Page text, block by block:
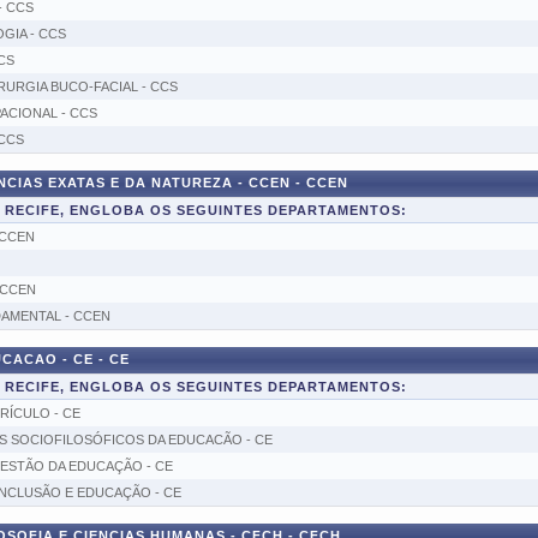
CCS
- CCS
BUCO-FACIAL - CCS
- CCS
EXATAS E DA NATUREZA - CCEN - CCEN
ENGLOBA OS SEGUINTES DEPARTAMENTOS:
- CCEN
- CE - CE
ENGLOBA OS SEGUINTES DEPARTAMENTOS:
- CE
SOCIOFILOSÓFICOS DA EDUCACÃO - CE
DA EDUCAÇÃO - CE
E EDUCAÇÃO - CE